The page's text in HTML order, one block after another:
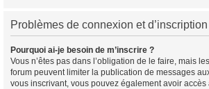
Problèmes de connexion et d’inscription
Pourquoi ai-je besoin de m’inscrire ?
Vous n’êtes pas dans l’obligation de le faire, mais
forum peuvent limiter la publication de messages
vous inscrivant, vous pouvez également avoir